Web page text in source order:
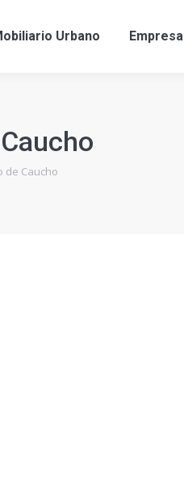
Urbano Empresa
de Caucho